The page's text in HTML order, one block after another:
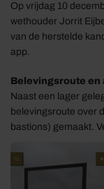
Op vrijdag 10
wethouder Jorrit
van de herstelde
app.
Belevingsroute en
Naast een lager
belevingsroute over
bastions) gemaakt.